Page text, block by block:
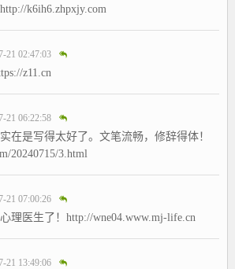
k6ih6.zhpxjy.com
21 02:47:03
z11.cn
21 06:22:58
在是写得太好了。文笔流畅，修辞得体！
20240715/3.html
21 07:00:26
理医生了！http://wne04.www.mj-life.cn
21 13:49:06